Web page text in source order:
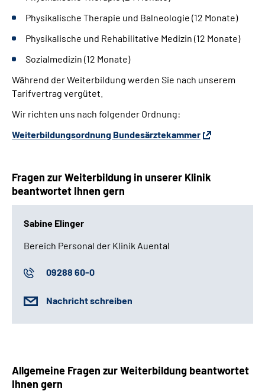
Physikalische Therapie und Balneologie (12 Monate)
Physikalische und Rehabilitative Medizin (12 Monate)
Sozialmedizin (12 Monate)
Während der Weiterbildung werden Sie nach unserem
Tarifvertrag vergütet.
Wir richten uns nach folgender Ordnung:
Weiterbildungsordnung Bundesärztekammer
Fragen zur Weiterbildung in unserer Klinik
beantwortet Ihnen gern
Sabine Elinger
Bereich Personal der Klinik Auental
09288 60-0
Nachricht schreiben
Allgemeine Fragen zur Weiterbildung beantwortet
Ihnen gern